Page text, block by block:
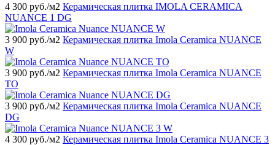
4 300 руб./м2 Керамическая плитка IMOLA CERAMICA
NUANCE 1 DG
3 900 руб./м2 Керамическая плитка Imola Ceramica NUANCE
W
3 900 руб./м2 Керамическая плитка Imola Ceramica NUANCE
TO
3 900 руб./м2 Керамическая плитка Imola Ceramica NUANCE
DG
4 300 руб./м2 Керамическая плитка Imola Ceramica NUANCE 3